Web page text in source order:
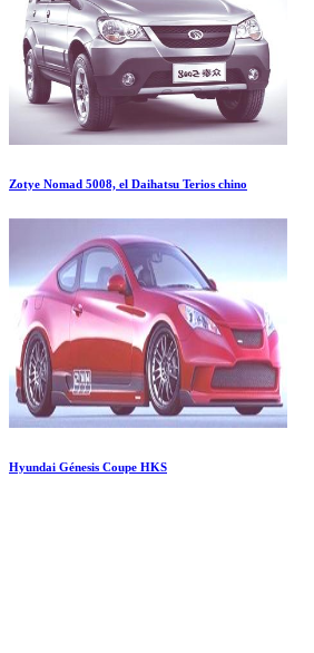
Zotye Nomad 5008, el Daihatsu Terios chino
Hyundai Génesis Coupe HKS